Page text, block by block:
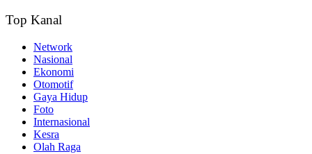
Top Kanal
Network
Nasional
Ekonomi
Otomotif
Gaya Hidup
Foto
Internasional
Kesra
Olah Raga